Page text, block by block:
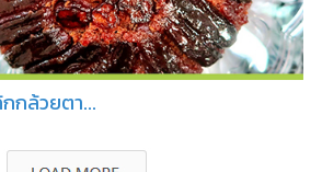
กล้วยตา...